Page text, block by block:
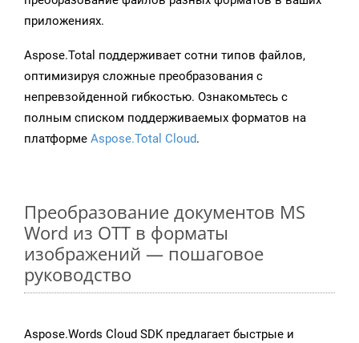
приложениях.
Aspose.Total поддерживает сотни типов файлов,
оптимизируя сложные преобразования с
непревзойденной гибкостью. Ознакомьтесь с
полным списком поддерживаемых форматов на
платформе Aspose.Total Cloud.
Преобразование документов MS
Word из OTT в форматы
изображений — пошаговое
руководство
Aspose.Words Cloud SDK предлагает быстрые и